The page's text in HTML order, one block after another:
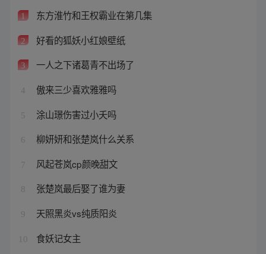
1 东方淮竹和王权霸业在第几集
2 好看的狐妖小红娘壁纸
3 一人之下诸葛青不出场了
4 傲来三少喜欢雅雅吗
5 涂山璟伤害过小夭吗
6 柳妍妍和张楚岚什么关系
7 风起苍岚cp颜晚甜文
8 张楚岚最后娶了谁为妻
9 天照黑炎vs纯质阳炎
10 食妖记女主